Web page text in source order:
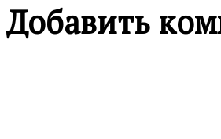
Добавить